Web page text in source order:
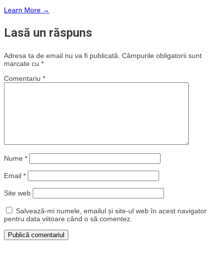
Learn More →
Lasă un răspuns
Adresa ta de email nu va fi publicată. Câmpurile obligatorii sunt
marcate cu *
Comentariu *
Nume *
Email *
Site web
Salvează-mi numele, emailul și site-ul web în acest navigator
pentru data viitoare când o să comentez.